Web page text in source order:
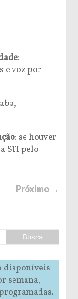
:
e voz por
: se houver
STI pelo
Próximo →
disponíveis
semana,